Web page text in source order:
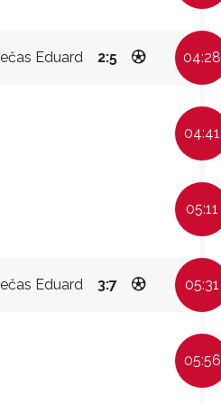
Eduard 2:5 04:28
04:41
05:11
Eduard 3:7 05:31
05:56